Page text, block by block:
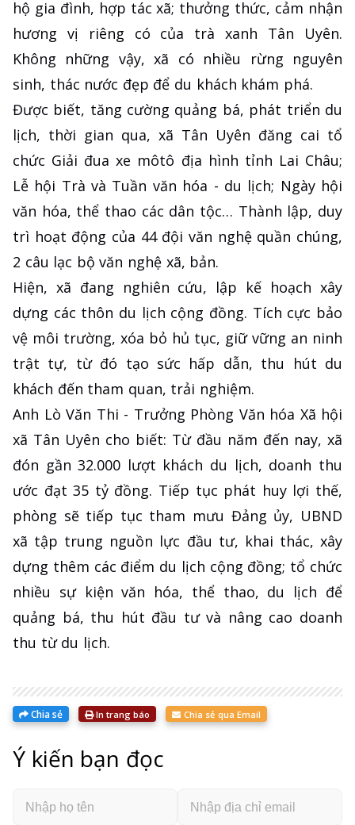
hộ gia đình, hợp tác xã; thưởng thức, cảm nhận
hương vị riêng có của trà xanh Tân Uyên.
Không những vậy, xã có nhiều rừng nguyên
sinh, thác nước đẹp để du khách khám phá.
Được biết, tăng cường quảng bá, phát triển du
lịch, thời gian qua, xã Tân Uyên đăng cai tổ
chức Giải đua xe môtô địa hình tỉnh Lai Châu;
Lễ hội Trà và Tuần văn hóa - du lịch; Ngày hội
văn hóa, thể thao các dân tộc… Thành lập, duy
trì hoạt động của 44 đội văn nghệ quần chúng,
2 câu lạc bộ văn nghệ xã, bản.
Hiện, xã đang nghiên cứu, lập kế hoạch xây
dựng các thôn du lịch cộng đồng. Tích cực bảo
vệ môi trường, xóa bỏ hủ tục, giữ vững an ninh
trật tự, từ đó tạo sức hấp dẫn, thu hút du
khách đến tham quan, trải nghiệm.
Anh Lò Văn Thi - Trưởng Phòng Văn hóa Xã hội
xã Tân Uyên cho biết: Từ đầu năm đến nay, xã
đón gần 32.000 lượt khách du lịch, doanh thu
ước đạt 35 tỷ đồng. Tiếp tục phát huy lợi thế,
phòng sẽ tiếp tục tham mưu Đảng ủy, UBND
xã tập trung nguồn lực đầu tư, khai thác, xây
dựng thêm các điểm du lịch cộng đồng; tổ chức
nhiều sự kiện văn hóa, thể thao, du lịch để
quảng bá, thu hút đầu tư và nâng cao doanh
thu từ du lịch.
Chia sẻ In trang báo Chia sẻ qua Email
Ý kiến bạn đọc